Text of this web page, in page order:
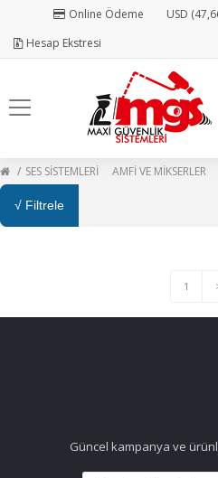
Online Ödeme
USD
Hesap Ekstresi
SES SİSTEMLERİ AMFİ VE MİKSERLER
√ Filtrele
1
Güncel kampanya ve